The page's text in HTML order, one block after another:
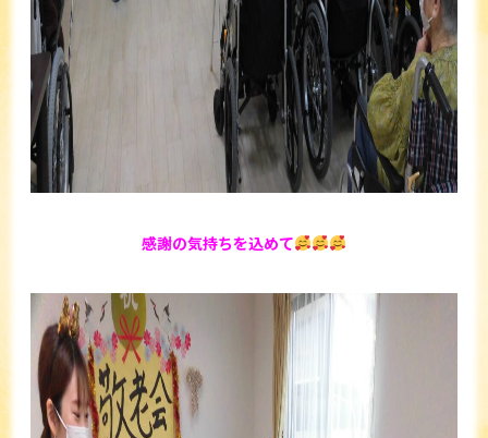
感謝の気持ちを込めて